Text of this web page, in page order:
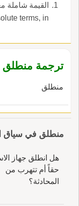
القيمة شاملة
terms, in.
ترجمة منطلق
منطلق
منطلق في سياق
هل انطلق جهاز
حقاً أم تتهرب من
المحادثة؟